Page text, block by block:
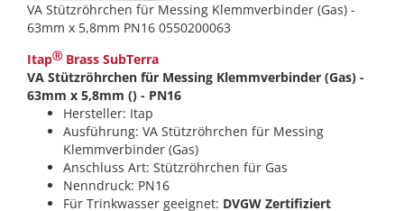
VA Stützröhrchen für Messing Klemmverbinder (Gas) -
63mm x 5,8mm PN16 0550200063
ItapⓇ Brass SubTerra
VA Stützröhrchen für Messing Klemmverbinder (Gas) -
63mm x 5,8mm () - PN16
Hersteller: Itap
Ausführung: VA Stützröhrchen für Messing
Klemmverbinder (Gas)
Anschluss Art: Stützröhrchen für Gas
Nenndruck: PN16
Für Trinkwasser geeignet: DVGW Zertifiziert